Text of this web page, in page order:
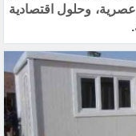
وحلول اقتصادية